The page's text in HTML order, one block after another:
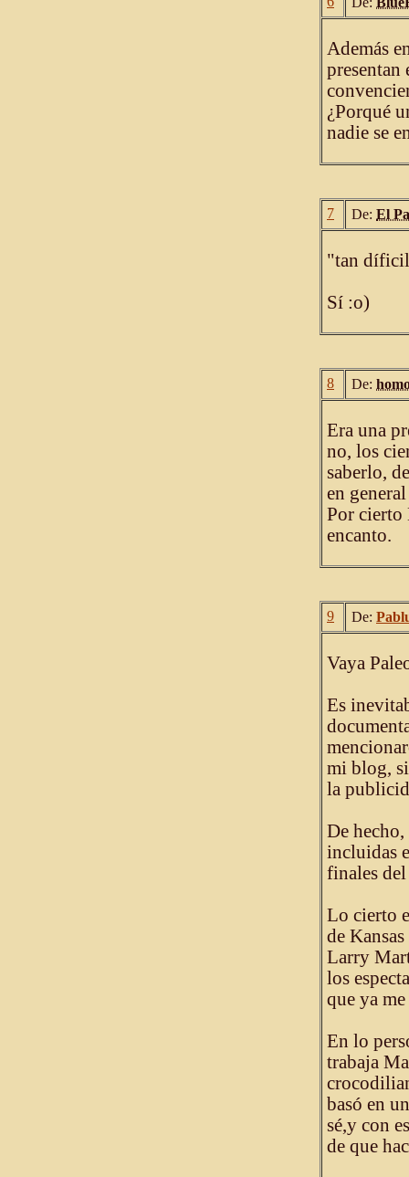
Además
presentan
¿Porqué
nadie se
7 De: El
"tan díficil
Sí :o)
8 De:
Era una
no, los
saberlo,
en
Por cierto
encanto.
9 De:
Vaya
Es
mi blog,
la
De
incluidas
finales
Lo cierto
de
Larry
los
que ya
En lo
trabaja
basó en
sé,y con
de que